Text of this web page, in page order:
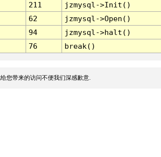
211
jzmysql->Init()
62
jzmysql->Open()
94
jzmysql->halt()
76 break()
您带来的访问不便我们深感歉意.